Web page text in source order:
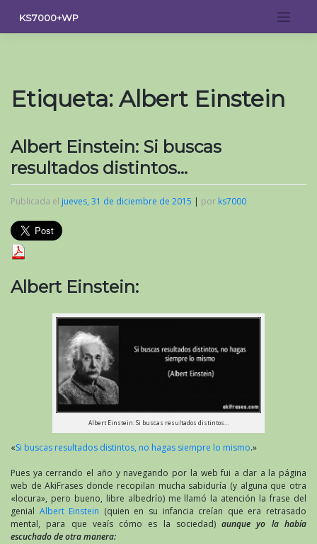
contenido
KS7000+WP
Etiqueta: Albert Einstein
Albert Einstein: Si buscas
resultados distintos…
Publicada el jueves, 31 de diciembre de 2015 | por ks7000
Albert Einstein:
Albert Einstein: Si buscas resultados distintos…
«Si buscas resultados distintos, no hagas siempre lo mismo.»
Pues ya cerrando el año y navegando por la web fui a dar a la página
web de AkiFrases donde recopilan mucha sabiduría (y alguna que otra
«locura», pero bueno, libre albedrío) me llamó la atención la frase del
genial Albert Einstein (quien en su infancia creían que era retrasado
mental, para que veaís cómo es la sociedad)aunque yo la había
escuchado de otra manera: